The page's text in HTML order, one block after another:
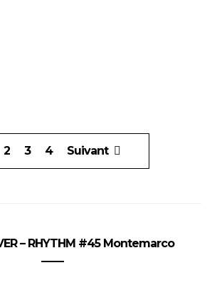
2 3 4 Suivant
– RHYTHM #45 Montemarco